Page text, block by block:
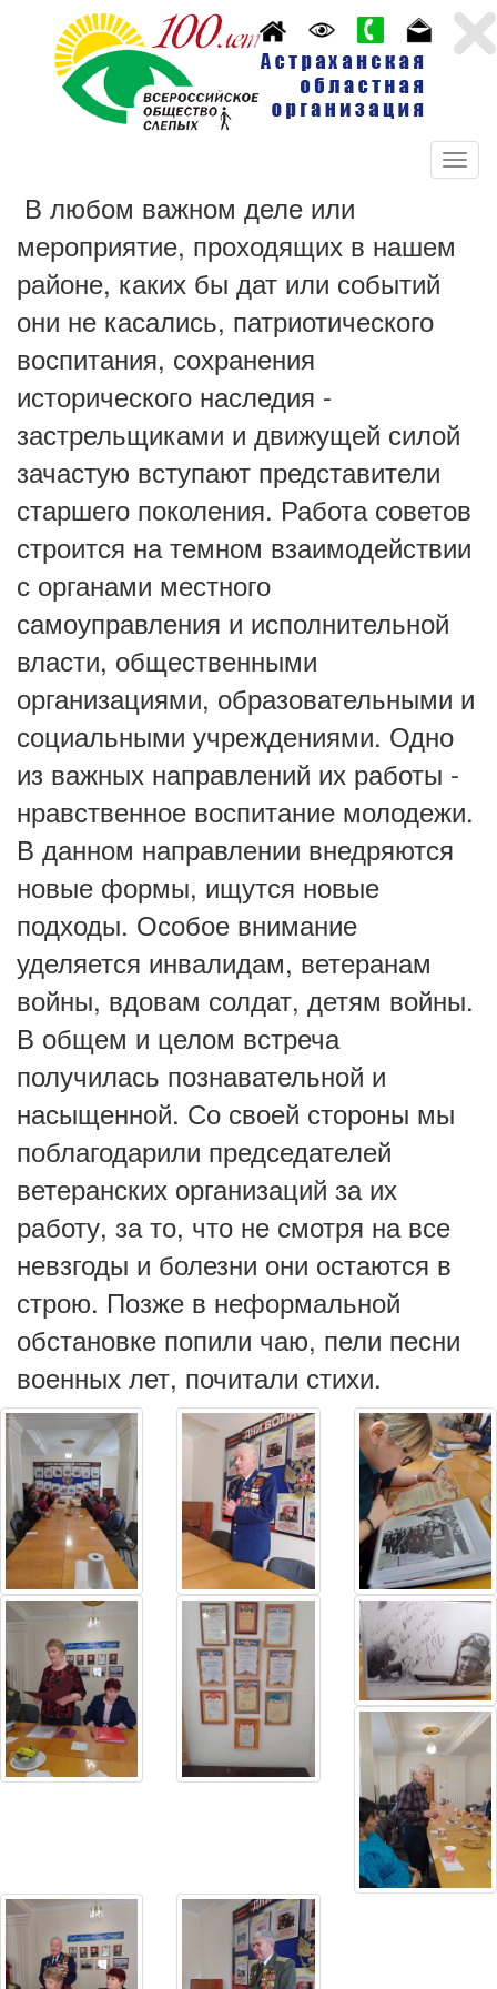
В любом важном деле или
мероприятие, проходящих в нашем
районе, каких бы дат или событий
они не касались, патриотического
воспитания, сохранения
исторического наследия -
застрельщиками и движущей силой
зачастую вступают представители
старшего поколения. Работа советов
строится на темном взаимодействии
с органами местного
самоуправления и исполнительной
власти, общественными
организациями, образовательными и
социальными учреждениями. Одно
из важных направлений их работы -
нравственное воспитание молодежи.
В данном направлении внедряются
новые формы, ищутся новые
подходы. Особое внимание
уделяется инвалидам, ветеранам
войны, вдовам солдат, детям войны.
В общем и целом встреча
получилась познавательной и
насыщенной. Со своей стороны мы
поблагодарили председателей
ветеранских организаций за их
работу, за то, что не смотря на все
невзгоды и болезни они остаются в
строю. Позже в неформальной
обстановке попили чаю, пели песни
военных лет, почитали стихи.